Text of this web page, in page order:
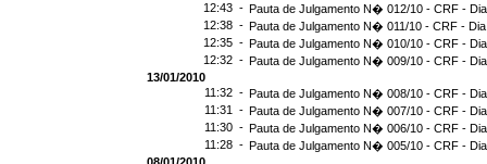
12:43 - Pauta de Julgamento N� 012/10 - CRF -
12:38 - Pauta de Julgamento N� 011/10 - CRF -
12:35 - Pauta de Julgamento N� 010/10 - CRF -
12:32 - Pauta de Julgamento N� 009/10 - CRF -
13/01/2010
11:32 - Pauta de Julgamento N� 008/10 - CRF -
11:31 - Pauta de Julgamento N� 007/10 - CRF -
11:30 - Pauta de Julgamento N� 006/10 - CRF -
11:28 - Pauta de Julgamento N� 005/10 - CRF -